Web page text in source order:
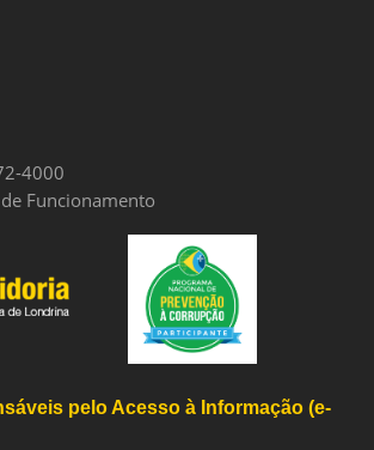
4000
Funcionamento
pelo Acesso à Informação (e-